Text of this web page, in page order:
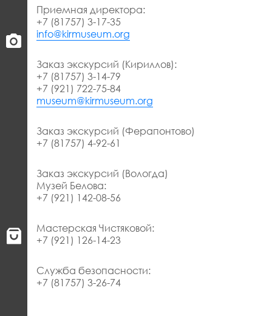
Приемная директора:
+7 (81757) 3-17-35
info@kirmuseum.org
Заказ экскурсий (Кириллов):
+7 (81757) 3-14-79
+7 (921) 722-75-84
museum@kirmuseum.org
Заказ экскурсий (Ферапонтово)
+7 (81757) 4-92-61
Заказ экскурсий (Вологда)
Музей Белова:
+7 (921) 142-08-56
Мастерская Чистяковой:
+7 (921) 126-14-23
Служба безопасности:
+7 (81757) 3-26-74